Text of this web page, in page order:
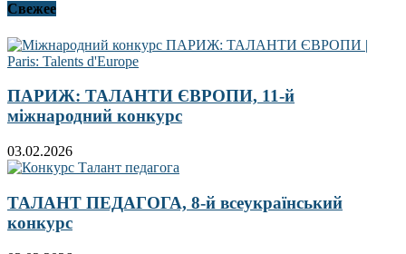
Свежее
ПАРИЖ: ТАЛАНТИ ЄВРОПИ, 11-й
міжнародний конкурс
03.02.2026
ТАЛАНТ ПЕДАГОГА, 8-й всеукраїнський
конкурс